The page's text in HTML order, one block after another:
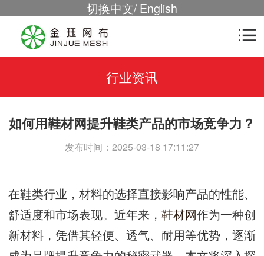
切换中文/English
行业资讯
如何用鞋材网提升鞋类产品的市场竞争力？
发布时间：2025-03-18 17:11:27
在鞋类行业，材料的选择直接影响产品的性能、
舒适度和市场表现。近年来， 鞋材网作为一种创
新材料，凭借其轻便、透气、耐用等优势，逐渐